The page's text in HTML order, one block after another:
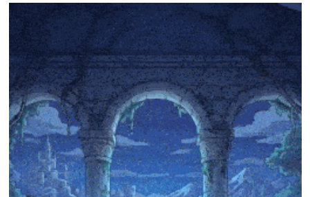
❄
❄
❄
❄
❄
❄
❄